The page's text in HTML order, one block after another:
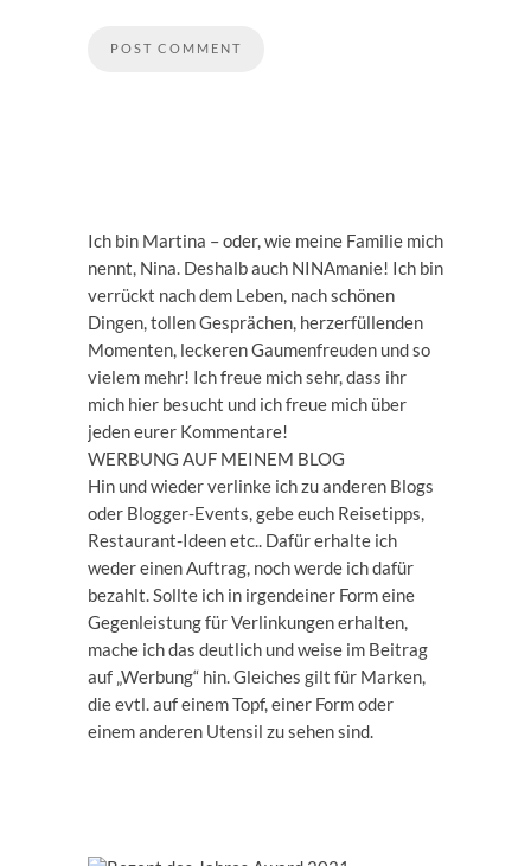
Ich bin Martina – oder, wie meine Familie mich
nennt, Nina. Deshalb auch NINAmanie! Ich bin
verrückt nach dem Leben, nach schönen
Dingen, tollen Gesprächen, herzerfüllenden
Momenten, leckeren Gaumenfreuden und so
vielem mehr! Ich freue mich sehr, dass ihr
mich hier besucht und ich freue mich über
jeden eurer Kommentare!
WERBUNG AUF MEINEM BLOG
Hin und wieder verlinke ich zu anderen Blogs
oder Blogger-Events, gebe euch Reisetipps,
Restaurant-Ideen etc.. Dafür erhalte ich
weder einen Auftrag, noch werde ich dafür
bezahlt. Sollte ich in irgendeiner Form eine
Gegenleistung für Verlinkungen erhalten,
mache ich das deutlich und weise im Beitrag
auf „Werbung“ hin. Gleiches gilt für Marken,
die evtl. auf einem Topf, einer Form oder
einem anderen Utensil zu sehen sind.